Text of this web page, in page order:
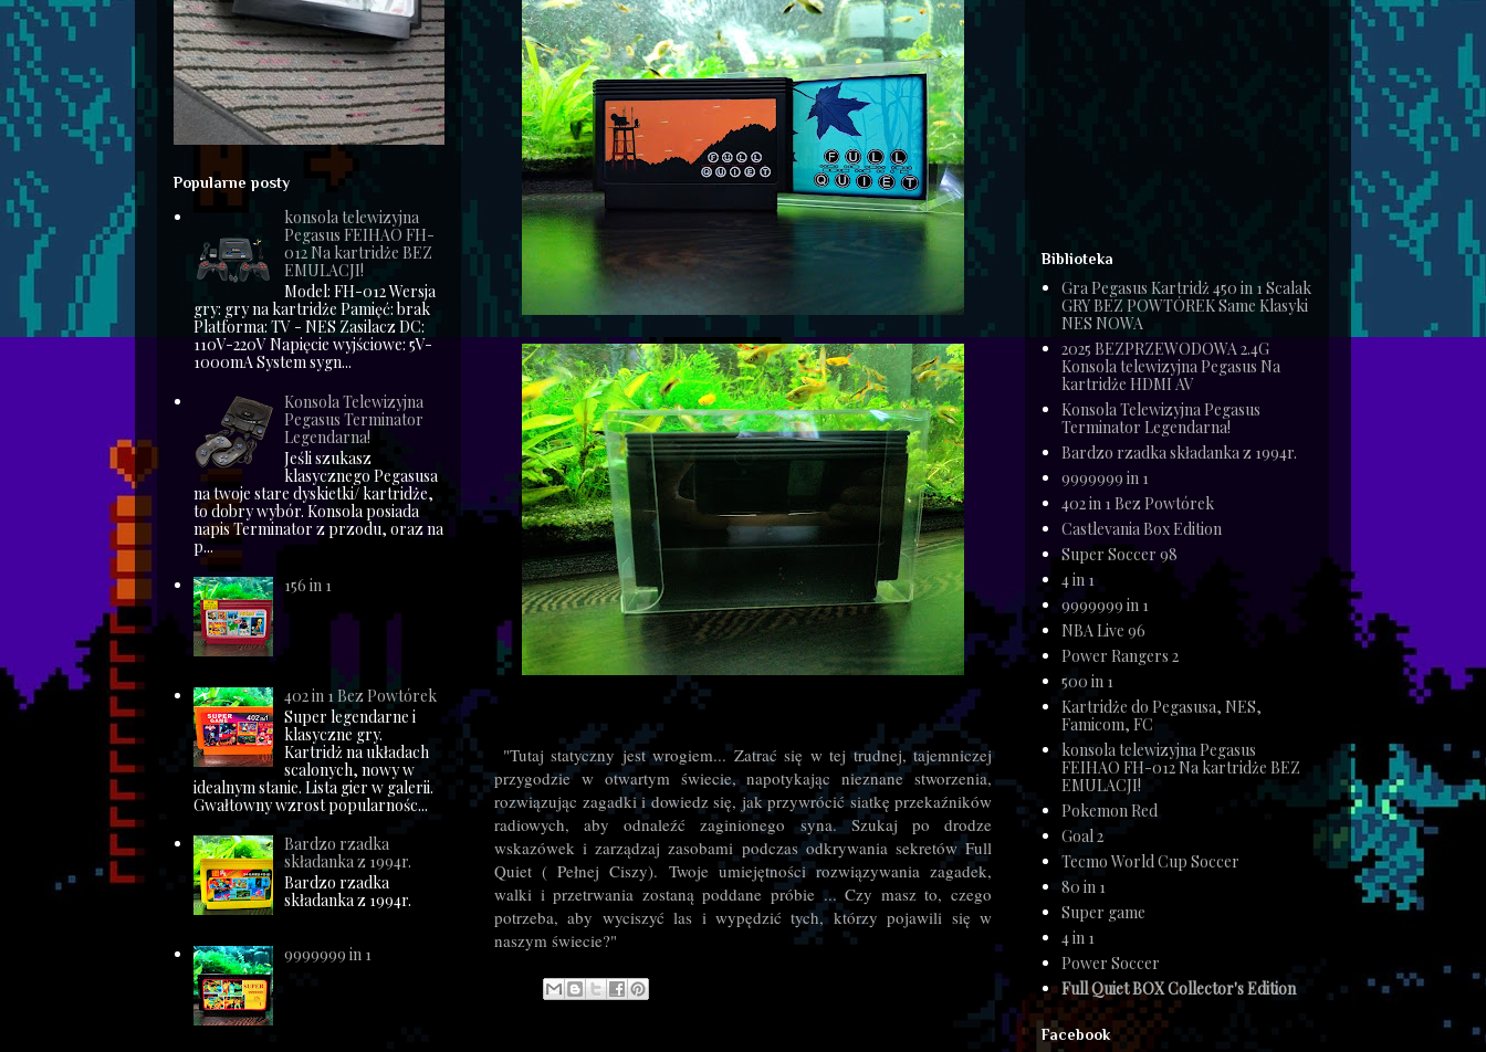
"Tutaj statyczny jest wrogiem... Zatrać się w tej trudnej, tajemniczej
przygodzie w otwartym świecie, napotykając nieznane stworzenia,
rozwiązując zagadki i dowiedz się, jak przywrócić siatkę przekaźników
radiowych, aby odnaleźć zaginionego syna. Szukaj po drodze
wskazówek i zarządzaj zasobami podczas odkrywania sekretów Full
Quiet ( Pełnej Ciszy). Twoje umiejętności rozwiązywania zagadek,
walki i przetrwania zostaną poddane próbie ... Czy masz to, czego
potrzeba, aby wyciszyć las i wypędzić tych, którzy pojawili się w
naszym świecie?"
Popularne posty
konsola telewizyjna
Pegasus FEIHAO FH-
012 Na kartridże BEZ
EMULACJI!
Model: FH-012 Wersja
gry: gry na kartridże Pamięć: brak
Platforma: TV - NES Zasilacz DC:
110V-220V Napięcie wyjściowe: 5V-
1000mA System sygn...
Konsola Telewizyjna
Pegasus Terminator
Legendarna!
Jeśli szukasz
klasycznego Pegasusa
na twoje stare dyskietki/ kartridże,
to dobry wybór. Konsola posiada
napis Terminator z przodu, oraz na
p...
156 in 1
402 in 1 Bez Powtórek
Super legendarne i
klasyczne gry.
Kartridż na układach
scalonych, nowy w
idealnym stanie. Lista gier w galerii.
Gwałtowny wzrost popularnośc...
Bardzo rzadka
składanka z 1994r.
Bardzo rzadka
składanka z 1994r.
9999999 in 1
Biblioteka
Gra Pegasus Kartridż 450 in 1 Scalak
GRY BEZ POWTÓREK Same Klasyki
NES NOWA
2025 BEZPRZEWODOWA 2.4G
Konsola telewizyjna Pegasus Na
kartridże HDMI AV
Konsola Telewizyjna Pegasus
Terminator Legendarna!
Bardzo rzadka składanka z 1994r.
9999999 in 1
402 in 1 Bez Powtórek
Castlevania Box Edition
Super Soccer 98
4 in 1
9999999 in 1
NBA Live 96
Power Rangers 2
500 in 1
Kartridże do Pegasusa, NES,
Famicom, FC
konsola telewizyjna Pegasus
FEIHAO FH-012 Na kartridże BEZ
EMULACJI!
Pokemon Red
Goal 2
Tecmo World Cup Soccer
80 in 1
Super game
4 in 1
Power Soccer
Full Quiet BOX Collector's Edition
Facebook